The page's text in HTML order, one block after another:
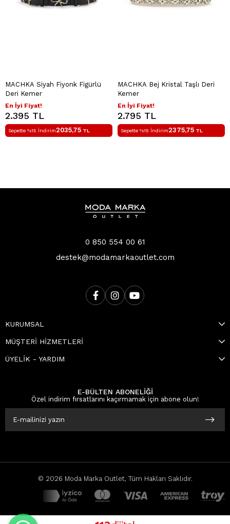
MACHKA Siyah Fiyonk Figürlü
Deri Kemer
En İyi Fiyat!
2.395 TL
Sepette %15 İndirim2035,75 TL
MACHKA Bej Kristal Taşlı Deri
Kemer
En İyi Fiyat!
2.795 TL
Sepette %15 İndirim2375,75 TL
0 850 554 00 61
destek@modamarkaoutlet.com
KURUMSAL
MÜŞTERİ HİZMETLERİ
ÜYELİK - YARDIM
E-BÜLTEN ABONELİĞİ
Özel indirim fırsatlarını kaçırmamak için abone olun!
© 2026 Moda Marka Outlet, Tüm Hakları Saklıdır.